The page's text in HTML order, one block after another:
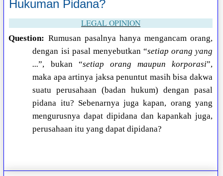
Hukuman Pidana?
LEGAL OPINION
Question: Rumusan pasalnya hanya mengancam orang,
dengan isi pasal menyebutkan “setiap orang yang
...”, bukan “setiap orang maupun korporasi”,
maka apa artinya jaksa penuntut masih bisa dakwa
suatu perusahaan (badan hukum) dengan pasal
pidana itu? Sebenarnya juga kapan, orang yang
mengurusnya dapat dipidana dan kapankah juga,
perusahaan itu yang dapat dipidana?